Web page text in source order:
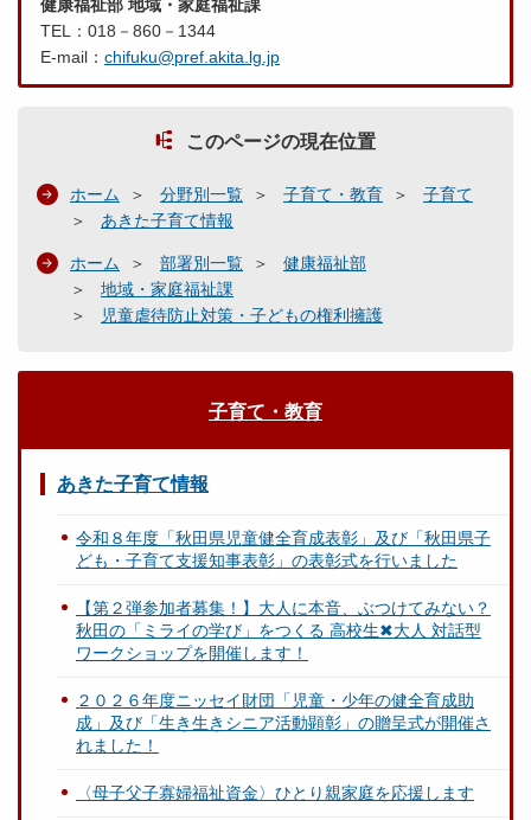
健康福祉部 地域・家庭福祉課
TEL：018－860－1344
E-mail： chifuku@pref.akita.lg.jp
このページの現在位置
ホーム 分野別一覧 子育て・教育
子育て
あきた子育て情報
ホーム 部署別一覧
健康福祉部
地域・家庭福祉課
児童虐待防止対策・子どもの権利擁護
子育て・教育
あきた子育て情報
令和８年度「秋田県児童健全育成表彰」及び「秋田県子
ども・子育て支援知事表彰」の表彰式を行いました
【第２弾参加者募集！】大人に本音、ぶつけてみない？
秋田の「ミライの学び」をつくる 高校生✖大人 対話型
ワークショップを開催します！
２０２６年度ニッセイ財団「児童・少年の健全育成助
成」及び「生き生きシニア活動顕彰」の贈呈式が開催さ
れました！
〈母子父子寡婦福祉資金〉ひとり親家庭を応援します